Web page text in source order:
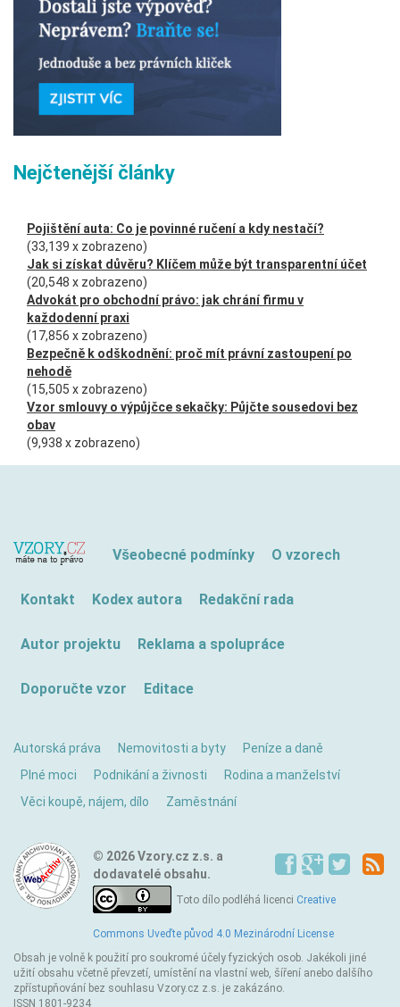
Nejčtenější články
Pojištění auta: Co je povinné ručení a kdy nestačí?
(33,139 x zobrazeno)
Jak si získat důvěru? Klíčem může být transparentní účet
(20,548 x zobrazeno)
Advokát pro obchodní právo: jak chrání firmu v
každodenní praxi
(17,856 x zobrazeno)
Bezpečně k odškodnění: proč mít právní zastoupení po
nehodě
(15,505 x zobrazeno)
Vzor smlouvy o výpůjčce sekačky: Půjčte sousedovi bez
obav
(9,938 x zobrazeno)
Všeobecné podmínky O vzorech
Kontakt Kodex autora Redakční rada
Autor projektu Reklama a spolupráce
Doporučte vzor Editace
Autorská práva Nemovitosti a byty
Peníze a daně
Plné moci
Podnikání a živnosti
Rodina a manželství
Věci koupě, nájem, dílo
Zaměstnání
© 2026 Vzory.cz z.s. a
dodavatelé obsahu.
Toto dílo podléhá licenci Creative
Commons Uveďte původ 4.0 Mezinárodní License
Obsah je volně k použití pro soukromé účely fyzických osob. Jakékoli jiné
užití obsahu včetně převzetí, umístění na vlastní web, šíření anebo dalšího
zpřístupňování bez souhlasu Vzory.cz z.s. je zakázáno.
ISSN 1801-9234